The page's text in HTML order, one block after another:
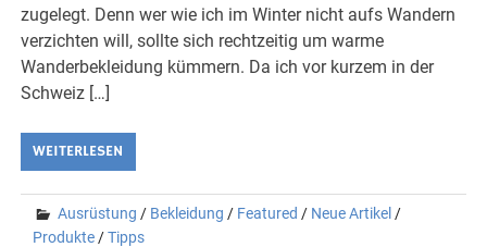
zugelegt. Denn wer wie ich im Winter nicht aufs Wandern
verzichten will, sollte sich rechtzeitig um warme
Wanderbekleidung kümmern. Da ich vor kurzem in der
Schweiz […]
WEITERLESEN
Ausrüstung / Bekleidung / Featured / Neue Artikel /
Produkte /Tipps